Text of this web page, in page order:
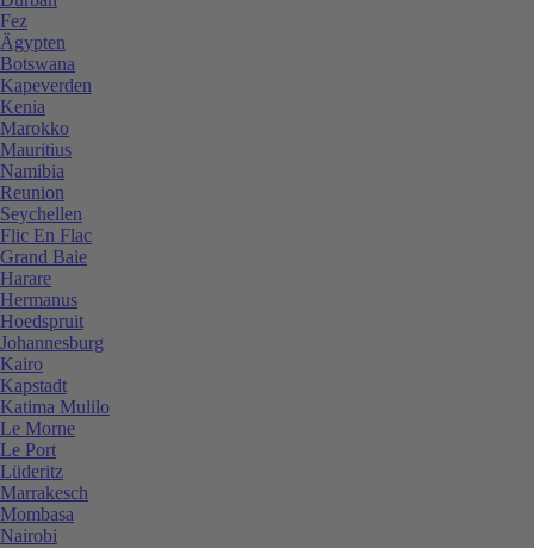
Fez
Ägypten
Botswana
Kapeverden
Kenia
Marokko
Mauritius
Namibia
Reunion
Seychellen
Flic En Flac
Grand Baie
Harare
Hermanus
Hoedspruit
Johannesburg
Kairo
Kapstadt
Katima Mulilo
Le Morne
Le Port
Lüderitz
Marrakesch
Mombasa
Nairobi